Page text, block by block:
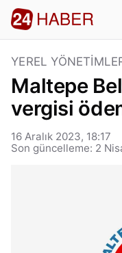
YEREL
Maltepe
vergisi
16 Aralık 2023, 18:17
Son güncelleme: 2